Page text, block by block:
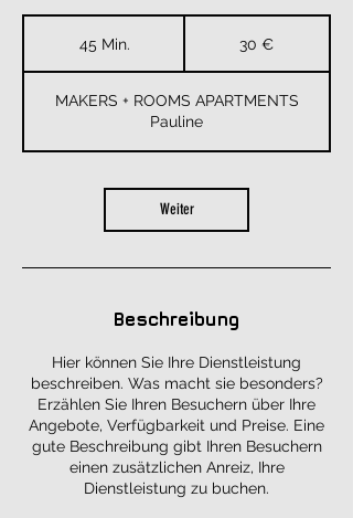
45 Min.
.
30 €
MAKERS + ROOMS APARTMENTS
Pauline
Weiter
Beschreibung
Hier können Sie Ihre Dienstleistung
beschreiben. Was macht sie besonders?
Erzählen Sie Ihren Besuchern über Ihre
Angebote, Verfügbarkeit und Preise. Eine
gute Beschreibung gibt Ihren Besuchern
einen zusätzlichen Anreiz, Ihre
Dienstleistung zu buchen.